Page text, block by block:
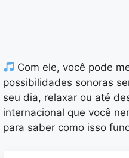
Com ele, você pode
possibilidades sonoras
seu dia, relaxar ou até
internacional que você
para saber como isso